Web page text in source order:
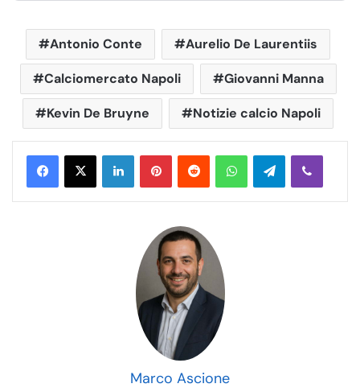
Antonio Conte Aurelio De Laurentiis
Calciomercato Napoli Giovanni Manna
Kevin De Bruyne Notizie calcio Napoli
WhatsApp Telegram
Marco Ascione